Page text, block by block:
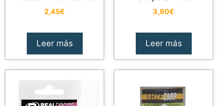
2,45€
Leer más
3,90€
Leer más